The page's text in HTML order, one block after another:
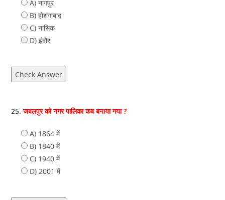
A) नागपुर
B) होशंगाबाद
C) नासिक
D) इंदौर
Check Answer
25.जबलपुर को नगर पालिका कब बनाया गया ?
A) 1864 में
B) 1840 में
C) 1940 में
D) 2001 में